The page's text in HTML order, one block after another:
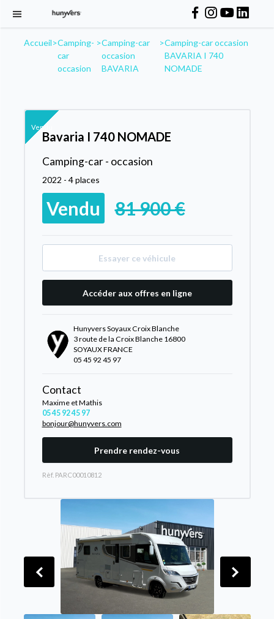
Accueil>Camping-
car
occasion
>Camping-car
occasion
BAVARIA
>Camping-car occasion
BAVARIA I 740
NOMADE
Vendu
Bavaria I 740 NOMADE
Camping-car - occasion
2022 - 4 places
Vendu 81 900 €
Essayer ce véhicule
Accéder aux offres en ligne
Hunyvers Soyaux Croix Blanche
3 route de la Croix Blanche 16800
SOYAUX FRANCE
05 45 92 45 97
Contact
Maxime et Mathis
05 45 92 45 97
bonjour@hunyvers.com
Prendre rendez-vous
Rèf. PARC00010812